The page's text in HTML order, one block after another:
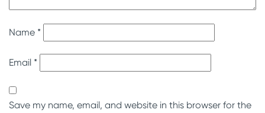
Name *
Email *
Save my name, email, and website in this browser for the